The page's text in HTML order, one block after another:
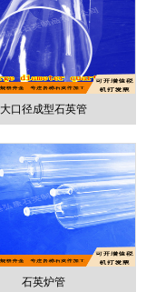
大口径成型石英管
石英炉管